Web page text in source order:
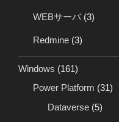
WEBサーバ(3)
Redmine (3)
Windows (161)
Power Platform (31)
Dataverse (5)